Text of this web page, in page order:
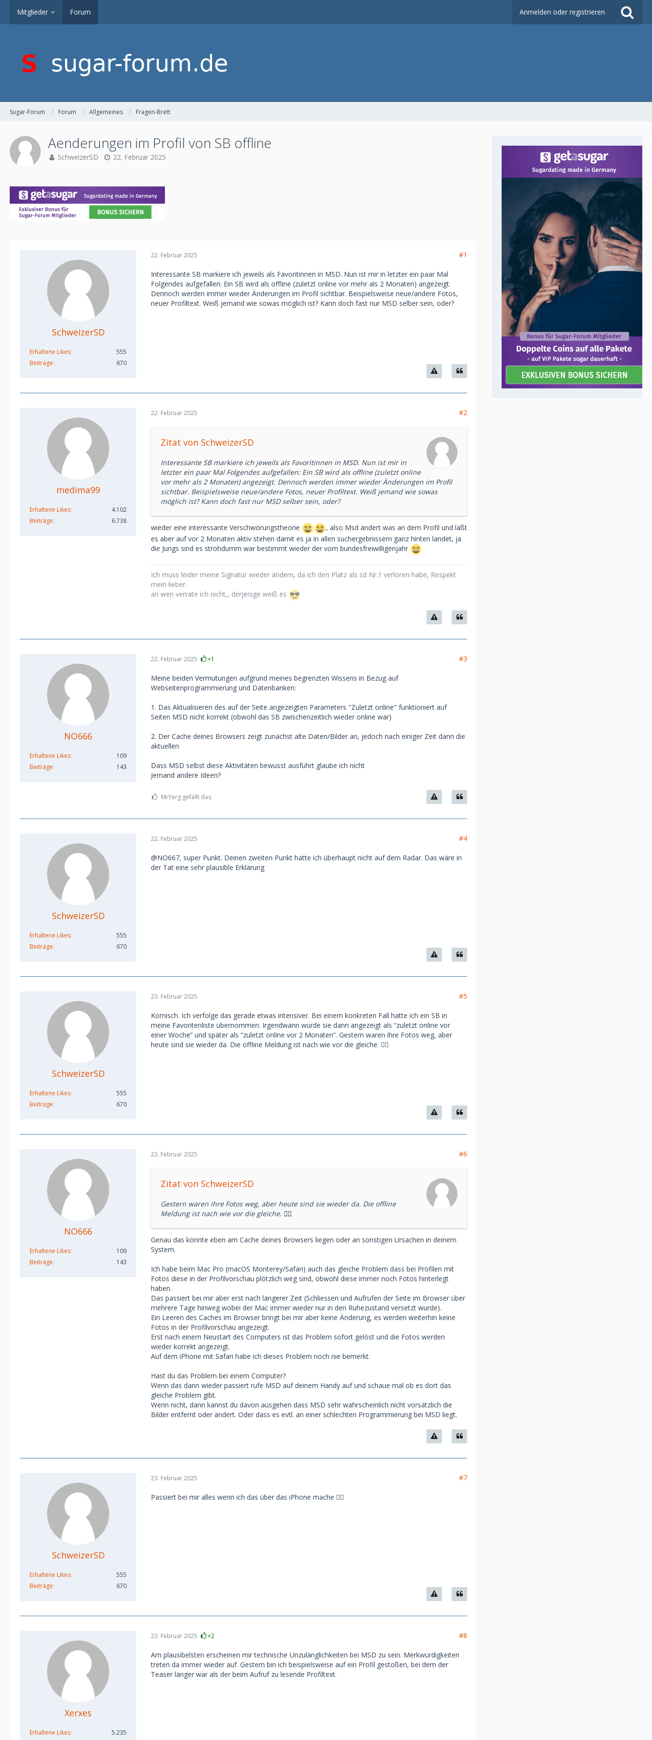
Mitglieder Forum Anmelden oder registrieren
Sugar-Forum Forum Allgemeines Fragen-Brett
Aenderungen im Profil von SB offline
SchweizerSD 22. Februar 2025
SchweizerSD
Erhaltene Likes
555
Beiträge
670
22. Februar 2025 #1
Interessante SB markiere ich jeweils als Favoritinnen in MSD. Nun ist mir in letzter ein paar Mal
Folgendes aufgefallen: Ein SB wird als offline (zuletzt online vor mehr als 2 Monaten) angezeigt.
Dennoch werden immer wieder Änderungen im Profil sichtbar. Beispielsweise neue/andere Fotos,
neuer Profiltext. Weiß jemand wie sowas möglich ist? Kann doch fast nur MSD selber sein, oder?
medima99
Erhaltene Likes
4.102
Beiträge
6.738
22. Februar 2025 #2
Zitat von SchweizerSD
Interessante SB markiere ich jeweils als Favoritinnen in MSD. Nun ist mir in
letzter ein paar Mal Folgendes aufgefallen: Ein SB wird als offline (zuletzt online
vor mehr als 2 Monaten) angezeigt. Dennoch werden immer wieder Änderungen im Profil
sichtbar. Beispielsweise neue/andere Fotos, neuer Profiltext. Weiß jemand wie sowas
möglich ist? Kann doch fast nur MSD selber sein, oder?
wieder eine interessante Verschwörungstheorie
, also Msd ändert was an dem Profil und läßt
es aber auf vor 2 Monaten aktiv stehen damit es ja in allen suchergebnissern ganz hinten landet, ja
die Jungs sind es strohdumm war bestimmt wieder der vom bundesfreiwilligenjahr
Ich muss leider meine Signatur wieder ändern, da ich den Platz als sd Nr.1 verloren habe, Respekt
mein lieber.
an wen verrate ich nicht,, derjenige weiß es
NO666
Erhaltene Likes
109
Beiträge
143
22. Februar 2025 +1 #3
Meine beiden Vermutungen aufgrund meines begrenzten Wissens in Bezug auf
Webseitenprogrammierung und Datenbanken:
1. Das Aktualisieren des auf der Seite angezeigten Parameters "Zuletzt online" funktioniert auf
Seiten MSD nicht korrekt (obwohl das SB zwischenzeitlich wieder online war)
2. Der Cache deines Browsers zeigt zunächst alte Daten/Bilder an, jedoch nach einiger Zeit dann die
aktuellen
Dass MSD selbst diese Aktivitäten bewusst ausführt glaube ich nicht
Jemand andere Ideen?
MrYerg gefällt das.
SchweizerSD
Erhaltene Likes
555
Beiträge
670
22. Februar 2025 #4
@NO667, super Punkt. Deinen zweiten Punkt hatte ich überhaupt nicht auf dem Radar. Das wäre in
der Tat eine sehr plausible Erklärung
SchweizerSD
Erhaltene Likes
555
Beiträge
670
23. Februar 2025 #5
Komisch. Ich verfolge das gerade etwas intensiver. Bei einem konkreten Fall hatte ich ein SB in
meine Favoritenliste übernommen. Irgendwann wurde sie dann angezeigt als “zuletzt online vor
einer Woche” und später als “zuletzt online vor 2 Monaten”. Gestern waren ihre Fotos weg, aber
heute sind sie wieder da. Die offline Meldung ist nach wie vor die gleiche. 🤷‍♂️
NO666
Erhaltene Likes
109
Beiträge
143
23. Februar 2025 #6
Zitat von SchweizerSD
Gestern waren ihre Fotos weg, aber heute sind sie wieder da. Die offline
Meldung ist nach wie vor die gleiche. 🤷‍♂️
Genau das könnte eben am Cache deines Browsers liegen oder an sonstigen Ursachen in deinem
System.
Ich habe beim Mac Pro (macOS Monterey/Safari) auch das gleiche Problem dass bei Profilen mit
Fotos diese in der Profilvorschau plötzlich weg sind, obwohl diese immer noch Fotos hinterlegt
haben.
Das passiert bei mir aber erst nach längerer Zeit (Schliessen und Aufrufen der Seite im Browser über
mehrere Tage hinweg wobei der Mac immer wieder nur in den Ruhezustand versetzt wurde).
Ein Leeren des Caches im Browser bringt bei mir aber keine Änderung, es werden weiterhin keine
Fotos in der Profilvorschau angezeigt.
Erst nach einem Neustart des Computers ist das Problem sofort gelöst und die Fotos werden
wieder korrekt angezeigt.
Auf dem iPhone mit Safari habe ich dieses Problem noch nie bemerkt.
Hast du das Problem bei einem Computer?
Wenn das dann wieder passiert rufe MSD auf deinem Handy auf und schaue mal ob es dort das
gleiche Problem gibt.
Wenn nicht, dann kannst du davon ausgehen dass MSD sehr wahrscheinlich nicht vorsätzlich die
Bilder entfernt oder ändert. Oder dass es evtl. an einer schlechten Programmierung bei MSD liegt.
SchweizerSD
Erhaltene Likes
555
Beiträge
670
23. Februar 2025 #7
Passiert bei mir alles wenn ich das über das iPhone mache 🤷‍♂️
Xerxes
Erhaltene Likes
5.235
23. Februar 2025 +2 #8
Am plausibelsten erscheinen mir technische Unzulänglichkeiten bei MSD zu sein. Merkwürdigkeiten
treten da immer wieder auf. Gestern bin ich beispielsweise auf ein Profil gestoßen, bei dem der
Teaser länger war als der beim Aufruf zu lesende Profiltext.